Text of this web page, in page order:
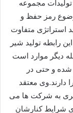
مجموعه
رمز حفظ و
استراتژی متفاوت
رابطه تولید شیر
دیگر موارد است
شده و حتی در
دارند.وی معتقد
به شرکت ها می
ی شرایط کنارشان